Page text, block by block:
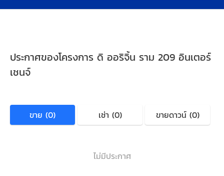
ประกาศของโครงการ ดิ ออริจิ้น ราม 209 อินเตอร์
เชนจ์
ขาย (0) เช่า (0) ขายดาวน์ (0)
ไม่มีประกาศ